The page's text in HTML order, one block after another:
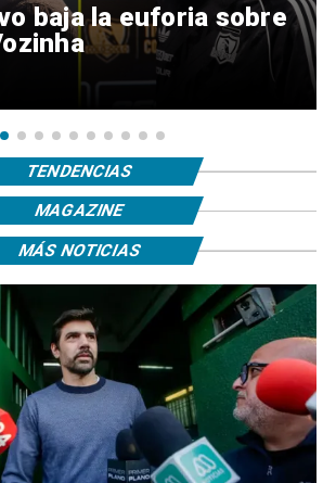
baja la euforia sobre
TENDENCIAS
MAGAZINE
MÁS NOTICIAS